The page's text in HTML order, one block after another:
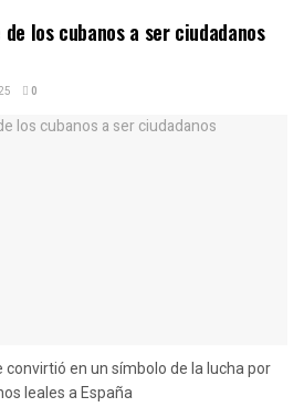
los cubanos a ser ciudadanos
0
convirtió en un símbolo de la lucha por
leales a España